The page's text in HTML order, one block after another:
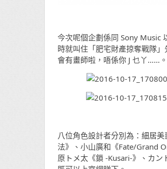
今次呢個企劃係同 Sony Music
時就叫住「肥宅財產掠奪戰隊
會有畫師啦，唔係你 J 乜丫……
八位角色設計者分別為：細居
法》、小山廣和《Fate/Grand
原トメ太《鎖 -Kusari-》、カ